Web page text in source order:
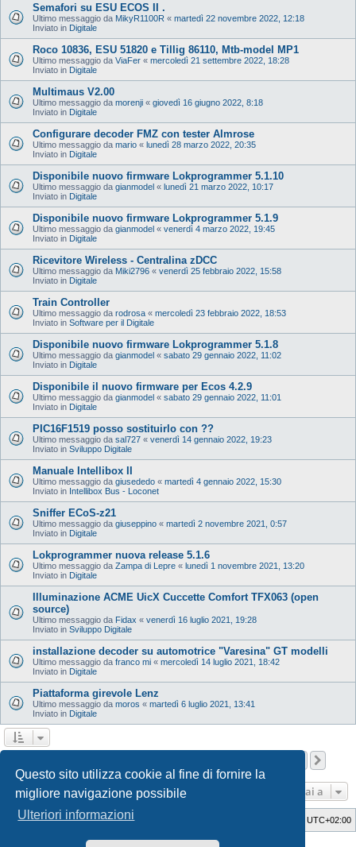
Questo sito utilizza cookie al fine di fornire la
migliore navigazione possibile
Ulteriori informazioni
Semafori su ESU ECOS II .
Ultimo messaggio da MikyR1100R « martedì 22 novembre 2022, 12:18
Inviato in Digitale
Roco 10836, ESU 51820 e Tillig 86110, Mtb-model MP1
Ultimo messaggio da ViaFer « mercoledì 21 settembre 2022, 18:28
Inviato in Digitale
Multimaus V2.00
Ultimo messaggio da morenji « giovedì 16 giugno 2022, 8:18
Inviato in Digitale
Configurare decoder FMZ con tester Almrose
Ultimo messaggio da mario « lunedì 28 marzo 2022, 20:35
Inviato in Digitale
Disponibile nuovo firmware Lokprogrammer 5.1.10
Ultimo messaggio da gianmodel « lunedì 21 marzo 2022, 10:17
Inviato in Digitale
Disponibile nuovo firmware Lokprogrammer 5.1.9
Ultimo messaggio da gianmodel « venerdì 4 marzo 2022, 19:45
Inviato in Digitale
Ricevitore Wireless - Centralina zDCC
Ultimo messaggio da Miki2796 « venerdì 25 febbraio 2022, 15:58
Inviato in Digitale
Train Controller
Ultimo messaggio da rodrosa « mercoledì 23 febbraio 2022, 18:53
Inviato in Software per il Digitale
Disponibile nuovo firmware Lokprogrammer 5.1.8
Ultimo messaggio da gianmodel « sabato 29 gennaio 2022, 11:02
Inviato in Digitale
Disponibile il nuovo firmware per Ecos 4.2.9
Ultimo messaggio da gianmodel « sabato 29 gennaio 2022, 11:01
Inviato in Digitale
PIC16F1519 posso sostituirlo con ??
Ultimo messaggio da sal727 « venerdì 14 gennaio 2022, 19:23
Inviato in Sviluppo Digitale
Manuale Intellibox II
Ultimo messaggio da giusededo « martedì 4 gennaio 2022, 15:30
Inviato in Intellibox Bus - Loconet
Sniffer ECoS-z21
Ultimo messaggio da giuseppino « martedì 2 novembre 2021, 0:57
Inviato in Digitale
Lokprogrammer nuova release 5.1.6
Ultimo messaggio da Zampa di Lepre « lunedì 1 novembre 2021, 13:20
Inviato in Digitale
Illuminazione ACME UicX Cuccette Comfort TFX063 (open
source)
Ultimo messaggio da Fidax « venerdì 16 luglio 2021, 19:28
Inviato in Sviluppo Digitale
installazione decoder su automotrice "Varesina" GT modelli
Ultimo messaggio da franco mi « mercoledì 14 luglio 2021, 18:42
Inviato in Digitale
Piattaforma girevole Lenz
Ultimo messaggio da moros « martedì 6 luglio 2021, 13:41
Inviato in Digitale
Vai a
Indice UTC+02:00
GTA game